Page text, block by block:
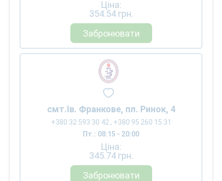
Ціна:
354.54 грн.
Забронювати
смт.Ів. Франкове, пл. Ринок, 4
+380 32 593 30 42 , +380 95 260 15 31
Пт.: 08:15 - 20:00
Ціна:
345.74 грн.
Забронювати